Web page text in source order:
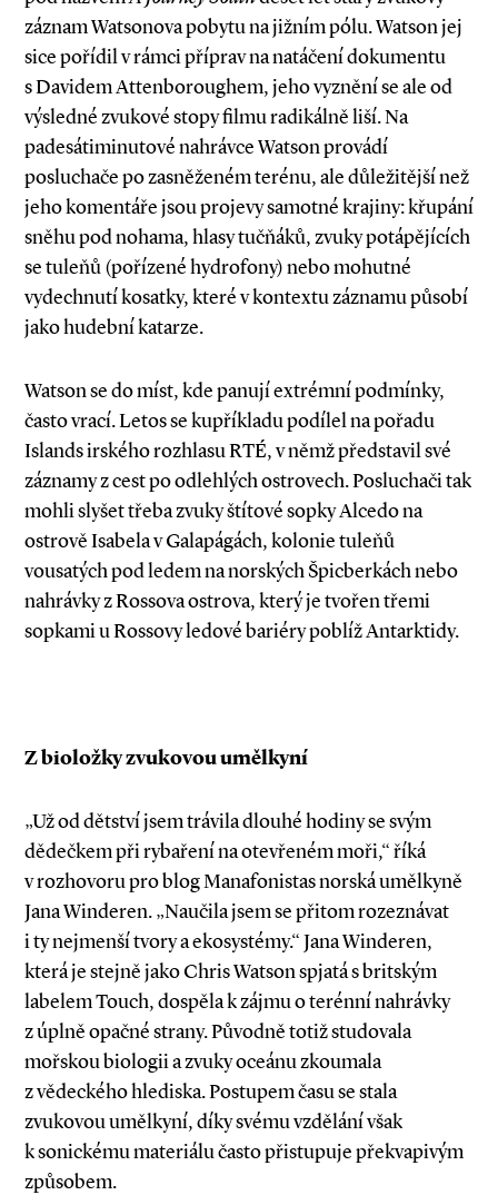
záznam Watsonova pobytu na jižním pólu. Watson jej
sice pořídil v rámci příprav na natáčení dokumentu
s Davidem Attenboroughem, jeho vyznění se ale od
výsledné zvukové stopy filmu radikálně liší. Na
padesátiminutové nahrávce Watson provádí
posluchače po zasněženém terénu, ale důležitější než
jeho komentáře jsou projevy samotné krajiny: křupání
sněhu pod nohama, hlasy tučňáků, zvuky potápějících
se tuleňů (pořízené hydrofony) nebo mohutné
vydechnutí kosatky, které v kontextu záznamu působí
jako hudební katarze.
Watson se do míst, kde panují extrémní podmínky,
často vrací. Letos se kupříkladu podílel na pořadu
Islands irského rozhlasu RTÉ, v němž představil své
záznamy z cest po odlehlých ostrovech. Posluchači tak
mohli slyšet třeba zvuky štítové sopky Alcedo na
ostrově Isabela v Galapágách, kolonie tuleňů
vousatých pod ledem na norských Špicberkách nebo
nahrávky z Rossova ostrova, který je tvořen třemi
sopkami u Rossovy ledové bariéry poblíž Antarktidy.
Z bioložky zvukovou umělkyní
„Už od dětství jsem trávila dlouhé hodiny se svým
dědečkem při rybaření na otevřeném moři,“ říká
v rozhovoru pro blog Manafonistas norská umělkyně
Jana Winderen. „Naučila jsem se přitom rozeznávat
i ty nejmenší tvory a ekosystémy.“ Jana Winderen,
která je stejně jako Chris Watson spjatá s britským
labelem Touch, dospěla k zájmu o terénní nahrávky
z úplně opačné strany. Původně totiž studovala
mořskou biologii a zvuky oceánu zkoumala
z vědeckého hlediska. Postupem času se stala
zvukovou umělkyní, díky svému vzdělání však
k sonickému materiálu často přistupuje překvapivým
způsobem.